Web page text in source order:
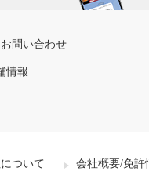
お問い合わせ
情報
ついて 会社概要/免許